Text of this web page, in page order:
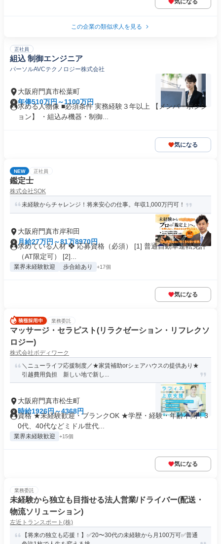
気になる
この企業の類似求人を見る
正社員
組込 制御エンジニア
パーソルAVCテクノロジー株式会社
大阪府門真市松葉町
年俸510万円～1100万円
求める人物像 ■必須条件 実務経験３年以上 【メンバーポジシ
ョン】 ・組込み機器・制御...
気になる
NEW 正社員
鑑定士
株式会社SOK
未経験からチャレンジ！将来安心の仕事。年収1,000万円可！
大阪府門真市岸和田
月給27万円～81万8970円
求めている人材 ❖ 応募資格（必須） [1] 普通自動車運転免許
（AT限定可） [2]...
業界未経験歓迎 歩合給あり +17個
気になる
業務委託
マッサージ・セラピスト(リラクゼーション・リフレクソ
ロジー)
株式会社ボディワーク
＼ニューライフ応援制度／★家賃補助orシェアハウスの提供あり★
引越費用負担 新しい地で新し...
大阪府門真市松生町
時給1926円～4368円
資格 ★未経験歓迎・ブランクOK ★学歴・経験・年齢不問！3
0代、40代などミドル世代...
業界未経験歓迎 +15個
気になる
業務委託
未経験から独立も目指せる法人営業/ドライバー(配送・
物流ソリューション)
左近トランスポート(株)
【将来の独立も応援！】✅20〜30代の未経験から月100万可✅普通